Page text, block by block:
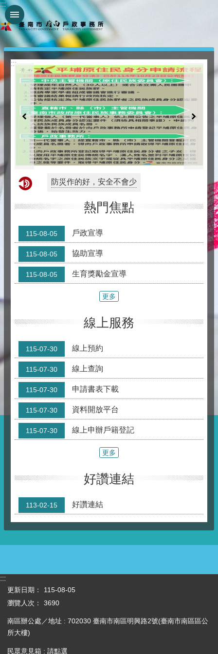
跳到主要內容區塊
:::
:::
防災作的好，安全不會少
熱門焦點
115-08-05 戶政宣導
115-08-05 協助宣導
115-08-05 生育獎勵金宣導
更多
線上服務
115-07-30 線上預約
115-07-30 線上查詢
115-07-30 申請書表下載
115-07-30 資料開放平台
115-07-30 線上申辦戶籍登記
更多
好讚連結
113-02-15 好讚連結
:::
更新日期：
115-08-05
瀏覽人次：
3690
南區辦公處／地址 : 702030 臺南市南區明興路2號(臺南市南區區公
所大樓)
民眾意見箱 : 請點選